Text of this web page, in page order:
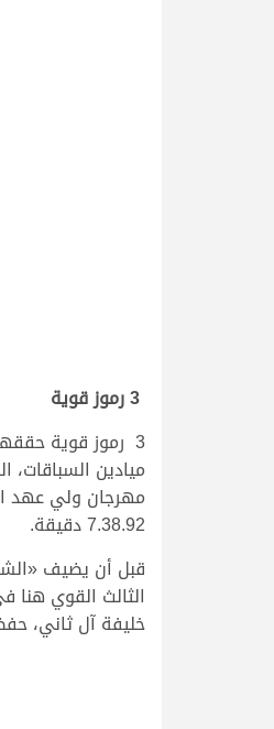
ميادين السباقات،
7.38.92 دقيقة.
الثالث القوي هنا
خليفة آل ثاني، حفظه